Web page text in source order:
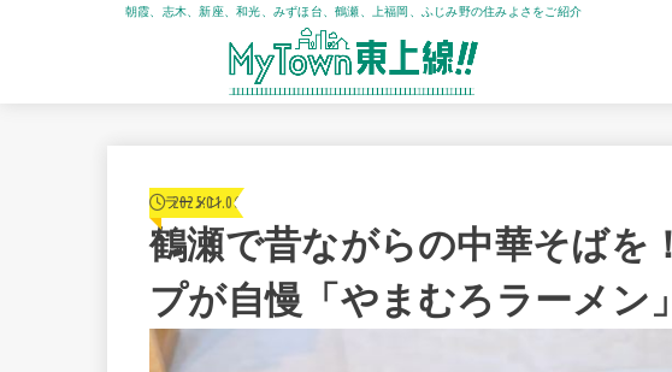
朝霞、志木、新座、和光、みずほ台、鶴瀬、上福岡、ふじみ野の住みよさをご紹介
ラーメン
2025.01.06
鶴瀬で昔ながらの中華そばを
プが自慢「やまむろラーメン」